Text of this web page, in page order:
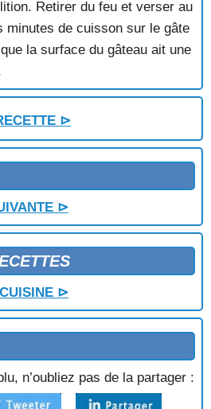
ET AUX AMANDES
ET AUX MARRONS
ET AUX RAISINS SECS
ORANGE ET GINGEMBRE
DE CHOCOLAT
KIWIS
Retirer du feu et verser au
minutes de cuisson sur le gâte
la surface du gâteau ait une
⊳
⊳
⊳
n’oubliez pas de la partager :